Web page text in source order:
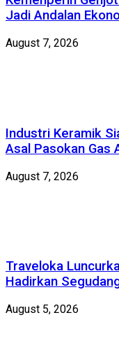
Jadi Andalan
August 7, 2026
Industri Keramik
Asal Pasokan Gas
August 7, 2026
Traveloka
Hadirkan
August 5, 2026